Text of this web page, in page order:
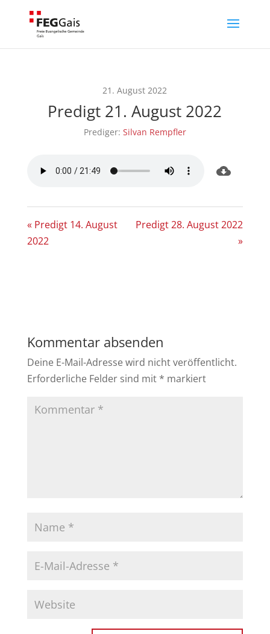
21. August 2022
Predigt 21. August 2022
Prediger: Silvan Rempfler
« Predigt 14. August
2022
Predigt 28. August 2022
»
Kommentar absenden
Deine E-Mail-Adresse wird nicht veröffentlicht.
Erforderliche Felder sind mit * markiert